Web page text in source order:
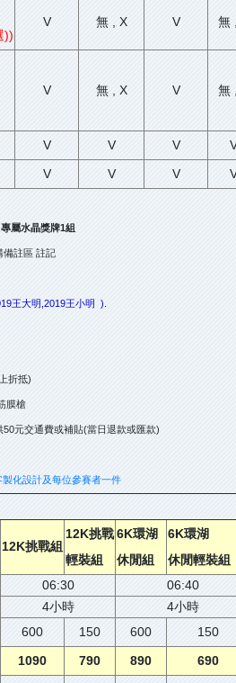
))
V 無 , X V 無
V 無 , X V 無
V V V
V V V
專屬水晶獎牌1組
備註區 註記
王大明,2019王小明 ).
折抵)
膜槍
元交通費或補貼(當日退款或匯款)
化設計及每位參賽者一件
12K挑戰組
12K挑戰
輕裝組
6K環湖
休閒組
6K環湖
休閒輕裝
06:30
06:40
4小時
4小時
600 150 600
150
1090 790 890
690